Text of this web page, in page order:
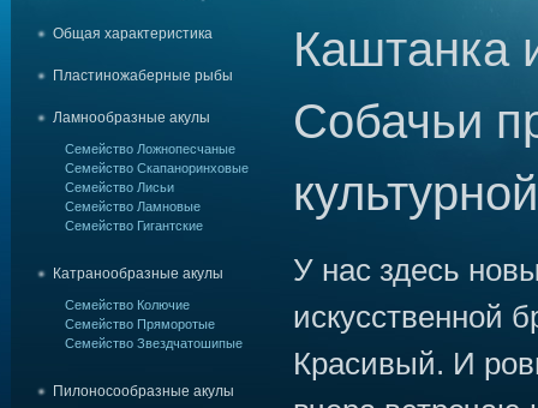
Общая характеристика
Пластиножаберные рыбы
Ламнообразные акулы
Семейство Ложнопесчаные
Семейство Скапаноринховые
Семейство Лисьи
Семейство Ламновые
Семейство Гигантские
Катранообразные акулы
Семейство Колючие
Семейство Пряморотые
Семейство Звездчатошипые
Пилоносообразные акулы
Каштанка
Собачьи
У нас здесь
искусственной
Красивый. И